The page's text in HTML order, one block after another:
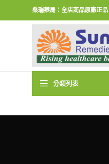
桑瑞藥局：全店商品原廠正
分類列表